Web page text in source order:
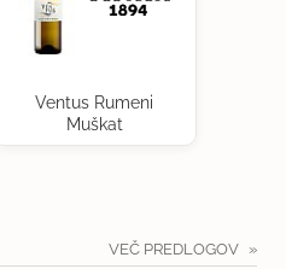
Ventus Rumeni
Muškat
VEČ PREDLOGOV